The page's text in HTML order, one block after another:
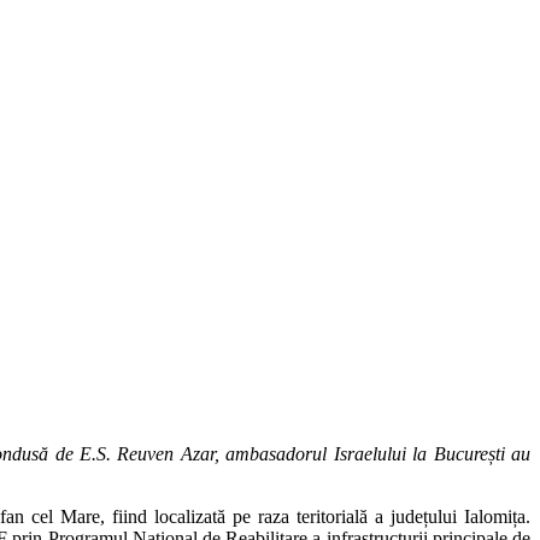
de E.S. Reuven Azar, ambasadorul Israelului la București au
cel Mare, fiind localizată pe raza teritorială a județului Ialomița.